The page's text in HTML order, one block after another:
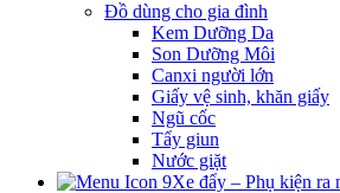
Đồ dùng cho gia đình
Kem Dưỡng Da
Son Dưỡng Môi
Canxi người lớn
Giấy vệ sinh, khăn giấy
Ngũ cốc
Tẩy giun
Nước giặt
Xe đẩy – Phụ kiện ra